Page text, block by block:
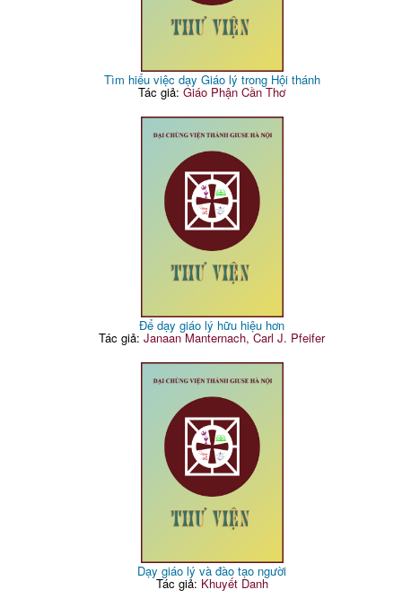
Tìm hiểu việc dạy Giáo lý trong Hội thánh
Tác giả:Giáo Phận Cần Thơ
Để dạy giáo lý hữu hiệu hơn
Tác giả:Janaan Manternach, Carl J. Pfeifer
Dạy giáo lý và đào tạo người
Tác giả: Khuyết Danh